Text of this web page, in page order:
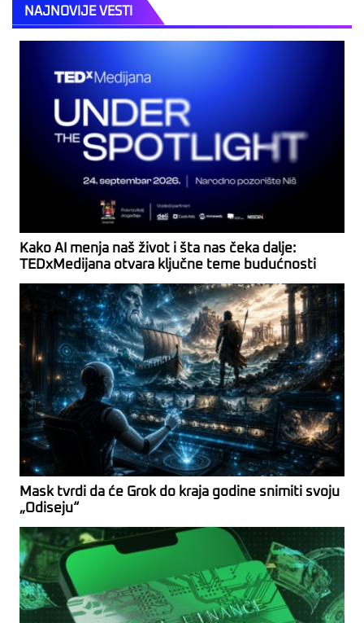
NAJNOVIJE VESTI
Kako AI menja naš život i šta nas čeka dalje:
TEDxMedijana otvara ključne teme budućnosti
Mask tvrdi da će Grok do kraja godine snimiti svoju
„Odiseju“